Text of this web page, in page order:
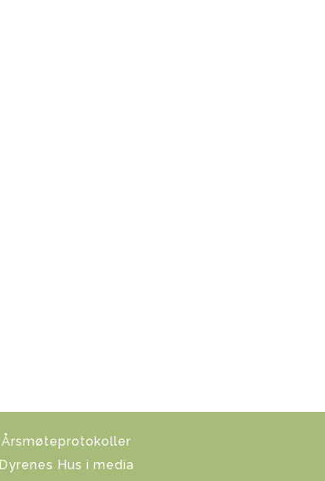
Årsmøteprotokoller
Dyrenes Hus i media